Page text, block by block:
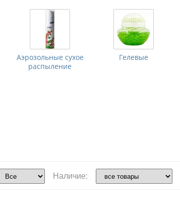
Аэрозольные сухое
распыление
Гелевые
Наличие: